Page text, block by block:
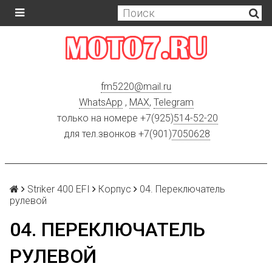
fm5220@mail.ru
WhatsApp , MAX, Telegram
только на номере +7(925)514-52-20
для тел.звонков +7(901)7050628
Striker 400 EFI Корпус
04. Переключатель
рулевой
04. ПЕРЕКЛЮЧАТЕЛЬ
РУЛЕВОЙ